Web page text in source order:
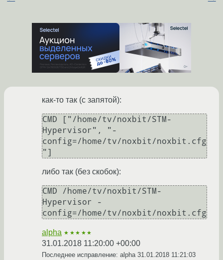
как-то так (с запятой):
CMD ["/home/tv/noxbit/STM-
Hypervisor", "-
config=/home/tv/noxbit/noxbit.cfg
либо так (без скобок):
CMD /home/tv/noxbit/STM-
Hypervisor -
alpha ★★★★★
31.01.2018 11:20:00 +00:00
Последнее исправление: alpha 31.01.2018 11:21:03